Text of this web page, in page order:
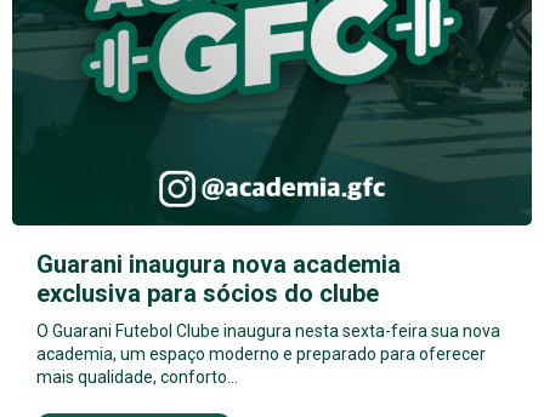
Guarani inaugura nova academia
exclusiva para sócios do clube
O Guarani Futebol Clube inaugura nesta sexta-feira sua nova
academia, um espaço moderno e preparado para oferecer
mais qualidade, conforto…